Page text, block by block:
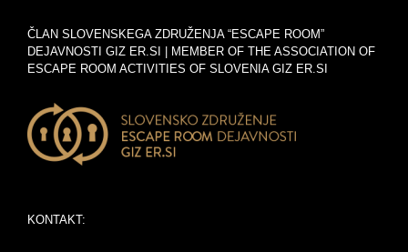
ČLAN SLOVENSKEGA ZDRUŽENJA “ESCAPE ROOM”
DEJAVNOSTI GIZ ER.SI | MEMBER OF THE ASSOCIATION OF
ESCAPE ROOM ACTIVITIES OF SLOVENIA GIZ ER.SI
KONTAKT: